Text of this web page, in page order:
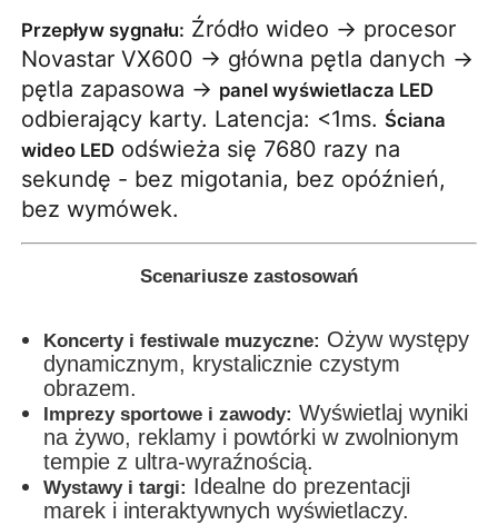
Przepływ sygnału: Źródło wideo → procesor
Novastar VX600 → główna pętla danych →
pętla zapasowa → panel wyświetlacza LED
odbierający karty. Latencja: <1ms.Ściana
wideo LED odświeża się 7680 razy na
sekundę - bez migotania, bez opóźnień,
bez wymówek.
Scenariusze zastosowań
Koncerty i festiwale muzyczne: Ożyw występy
dynamicznym, krystalicznie czystym
obrazem.
Imprezy sportowe i zawody: Wyświetlaj wyniki
na żywo, reklamy i powtórki w zwolnionym
tempie z ultra-wyraźnością.
Wystawy i targi: Idealne do prezentacji
marek i interaktywnych wyświetlaczy.